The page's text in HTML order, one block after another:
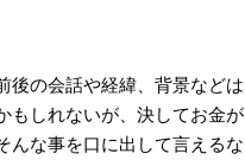
の会話や経緯、背景などは
もしれないが、決してお金が
んな事を口に出して言えるな